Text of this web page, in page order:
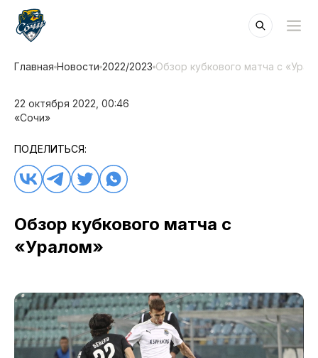
Главная Новости 2022/2023 Обзор кубкового матча с
22 октября 2022, 00:46
«Сочи»
ПОДЕЛИТЬСЯ:
Обзор кубкового матча с
«Уралом»